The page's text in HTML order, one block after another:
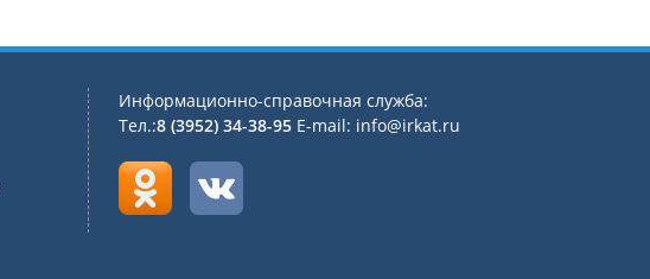
Информационно-справочная служба:
Тел.:8 (3952) 34-38-95 E-mail: info@irkat.ru